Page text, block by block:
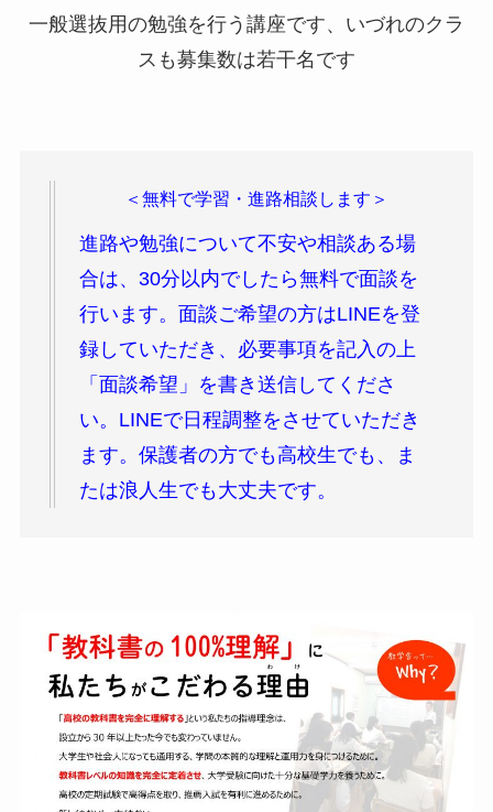
一般選抜用の勉強を行う講座です、いづれのクラ
スも募集数は若干名です
＜無料で学習・進路相談します＞
進路や勉強について不安や相談ある場
合は、30分以内でしたら無料で面談を
行います。面談ご希望の方はLINEを登
録していただき、必要事項を記入の上
「面談希望」を書き送信してくださ
い。LINEで日程調整をさせていただき
ます。保護者の方でも高校生でも、ま
たは浪人生でも大丈夫です。